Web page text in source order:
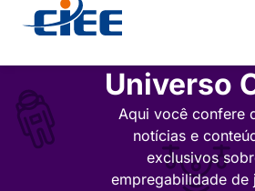
Universo
Aqui você confere
notícias e
exclusivos
empregabilidade de